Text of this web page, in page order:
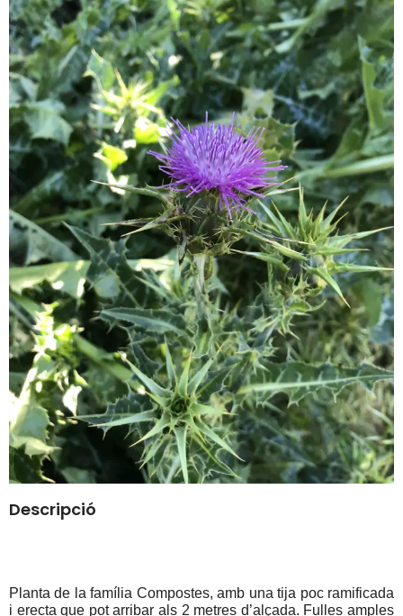
Descripció
Planta de la família Compostes, amb una tija poc ramificada
i erecta que pot arribar als 2 metres d’alçada. Fulles amples